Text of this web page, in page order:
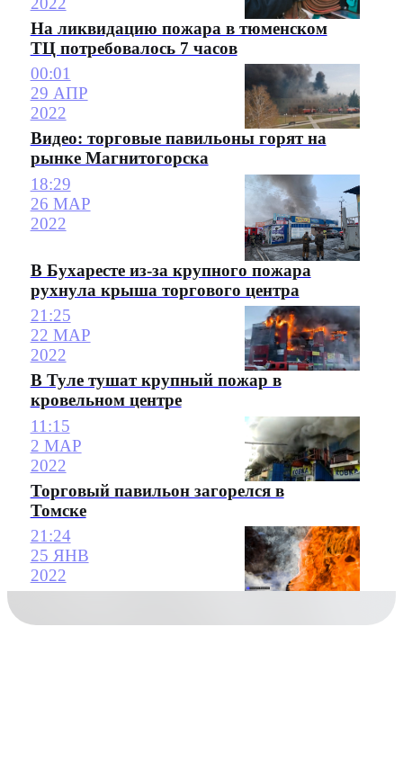
На ликвидацию пожара в тюменском
ТЦ потребовалось 7 часов
00:01
29 АПР
2022
Видео: торговые павильоны горят на
рынке Магнитогорска
18:29
26 МАР
2022
В Бухаресте из-за крупного пожара
рухнула крыша торгового центра
21:25
22 МАР
2022
В Туле тушат крупный пожар в
кровельном центре
11:15
2 МАР
2022
Торговый павильон загорелся в
Томске
21:24
25 ЯНВ
2022